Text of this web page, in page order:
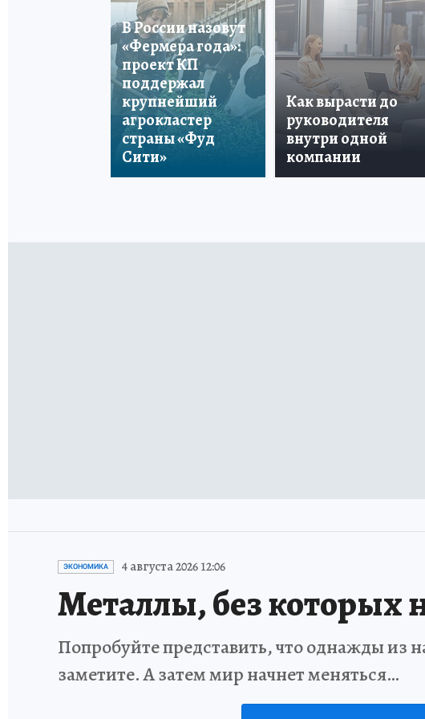
В России назовут
«Фермера года»:
проект КП
поддержал
крупнейший
агрокластер
страны «Фуд
Сити»
Как вырасти до
руководителя
внутри одной
компании
ЭКОНОМИКА 4 августа 2026 12:06
Металлы, без которых
Попробуйте представить, что однажды из
заметите. А затем мир начнет меняться…